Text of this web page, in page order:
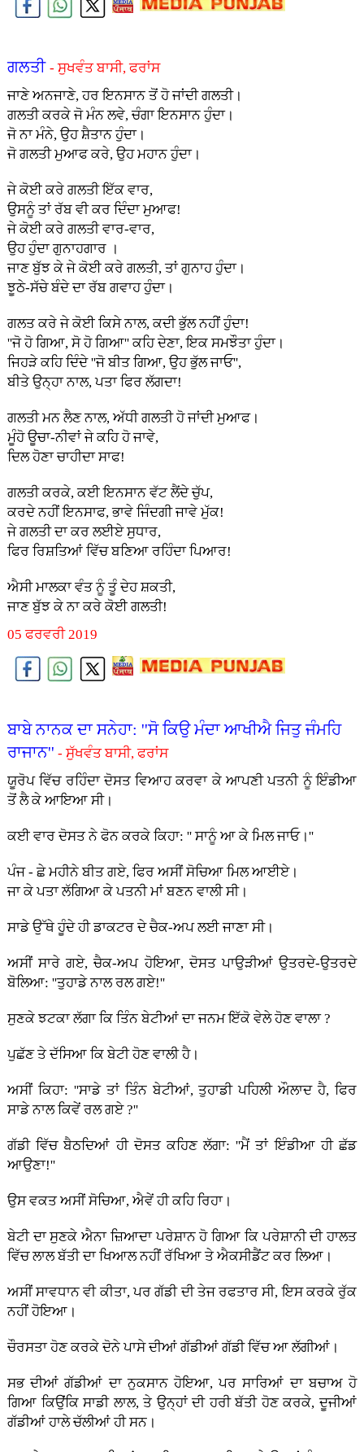
ਗਲਤੀ - ਸੁਖਵੰਤ ਬਾਸੀ, ਫਰਾਂਸ
ਜਾਣੇ ਅਨਜਾਣੇ, ਹਰ ਇਨਸਾਨ ਤੋਂ ਹੋ ਜਾਂਦੀ ਗਲਤੀ।
ਗਲਤੀ ਕਰਕੇ ਜੋ ਮੰਨ ਲਵੇ, ਚੰਗਾ ਇਨਸਾਨ ਹੁੰਦਾ।
ਜੋ ਨਾ ਮੰਨੇ, ਉਹ ਸ਼ੈਤਾਨ ਹੁੰਦਾ।
ਜੋ ਗਲਤੀ ਮੁਆਫ ਕਰੇ, ਉਹ ਮਹਾਨ ਹੁੰਦਾ।
ਜੇ ਕੋਈ ਕਰੇ ਗਲਤੀ ਇੱਕ ਵਾਰ,
ਉਸਨੂੰ ਤਾਂ ਰੱਬ ਵੀ ਕਰ ਦਿੰਦਾ ਮੁਆਫ!
ਜੇ ਕੋਈ ਕਰੇ ਗਲਤੀ ਵਾਰ-ਵਾਰ,
ਉਹ ਹੁੰਦਾ ਗੁਨਾਹਗਾਰ ।
ਜਾਣ ਬੁੱਝ ਕੇ ਜੇ ਕੋਈ ਕਰੇ ਗਲਤੀ, ਤਾਂ ਗੁਨਾਹ ਹੁੰਦਾ।
ਝੂਠੇ-ਸੱਚੇ ਬੰਦੇ ਦਾ ਰੱਬ ਗਵਾਹ ਹੁੰਦਾ।
ਗਲਤ ਕਰੇ ਜੇ ਕੋਈ ਕਿਸੇ ਨਾਲ, ਕਦੀ ਭੁੱਲ ਨਹੀਂ ਹੁੰਦਾ!
''ਜੋ ਹੋ ਗਿਆ, ਸੋ ਹੋ ਗਿਆ'' ਕਹਿ ਦੇਣਾ, ਇਕ ਸਮਝੌਤਾ ਹੁੰਦਾ।
ਜਿਹੜੇ ਕਹਿ ਦਿੰਦੇ ''ਜੋ ਬੀਤ ਗਿਆ, ਉਹ ਭੁੱਲ ਜਾਓ'',
ਬੀਤੇ ਉਨ੍ਹਾ ਨਾਲ, ਪਤਾ ਫਿਰ ਲੱਗਦਾ!
ਗਲਤੀ ਮਨ ਲੈਣ ਨਾਲ, ਅੱਧੀ ਗਲਤੀ ਹੋ ਜਾਂਦੀ ਮੁਆਫ।
ਮੂੰਹੋ ਊਚਾ-ਨੀਵਾਂ ਜੇ ਕਹਿ ਹੋ ਜਾਵੇ,
ਦਿਲ ਹੋਣਾ ਚਾਹੀਦਾ ਸਾਫ!
ਗਲਤੀ ਕਰਕੇ, ਕਈ ਇਨਸਾਨ ਵੱਟ ਲੈਂਦੇ ਚੁੱਪ,
ਕਰਦੇ ਨਹੀਂ ਇਨਸਾਫ, ਭਾਵੇ ਜਿੰਦਗੀ ਜਾਵੇ ਮੁੱਕ!
ਜੇ ਗਲਤੀ ਦਾ ਕਰ ਲਈਏ ਸੁਧਾਰ,
ਫਿਰ ਰਿਸ਼ਤਿਆਂ ਵਿੱਚ ਬਣਿਆ ਰਹਿੰਦਾ ਪਿਆਰ!
ਐਸੀ ਮਾਲਕਾ ਵੰਤ ਨੂੰ ਤੂੰ ਦੇਹ ਸ਼ਕਤੀ,
ਜਾਣ ਬੁੱਝ ਕੇ ਨਾ ਕਰੇ ਕੋਈ ਗਲਤੀ!
05 ਫਰਵਰੀ 2019
ਬਾਬੇ ਨਾਨਕ ਦਾ ਸਨੇਹਾ: ''ਸੋ ਕਿਉ ਮੰਦਾ ਆਖੀਐ ਜਿਤੁ ਜੰਮਹਿ
ਰਾਜਾਨ'' - ਸੁੱਖਵੰਤ ਬਾਸੀ, ਫਰਾਂਸ
ਯੂਰੋਪ ਵਿੱਚ ਰਹਿੰਦਾ ਦੋਸਤ ਵਿਆਹ ਕਰਵਾ ਕੇ ਆਪਣੀ ਪਤਨੀ ਨੂੰ ਇੰਡੀਆ
ਤੋਂ ਲੈ ਕੇ ਆਇਆ ਸੀ।
ਕਈ ਵਾਰ ਦੋਸਤ ਨੇ ਫੋਨ ਕਰਕੇ ਕਿਹਾ: '' ਸਾਨੂੰ ਆ ਕੇ ਮਿਲ ਜਾਓ।''
ਪੰਜ - ਛੇ ਮਹੀਨੇ ਬੀਤ ਗਏ, ਫਿਰ ਅਸੀਂ ਸੋਚਿਆ ਮਿਲ ਆਈਏ।
ਜਾ ਕੇ ਪਤਾ ਲੱਗਿਆ ਕੇ ਪਤਨੀ ਮਾਂ ਬਣਨ ਵਾਲੀ ਸੀ।
ਸਾਡੇ ਉੱਥੇ ਹੂੰਦੇ ਹੀ ਡਾਕਟਰ ਦੇ ਚੈਕ-ਅਪ ਲਈ ਜਾਣਾ ਸੀ।
ਅਸੀਂ ਸਾਰੇ ਗਏ, ਚੈਕ-ਅਪ ਹੋਇਆ, ਦੋਸਤ ਪਾਉੜੀਆਂ ਉਤਰਦੇ-ਉਤਰਦੇ
ਬੋਲਿਆ: ''ਤੁਹਾਡੇ ਨਾਲ ਰਲ ਗਏ!''
ਸੁਣਕੇ ਝਟਕਾ ਲੱਗਾ ਕਿ ਤਿੰਨ ਬੇਟੀਆਂ ਦਾ ਜਨਮ ਇੱਕੋ ਵੇਲੇ ਹੋਣ ਵਾਲਾ ?
ਪੁਛੱਣ ਤੇ ਦੱਸਿਆ ਕਿ ਬੇਟੀ ਹੋਣ ਵਾਲੀ ਹੈ।
ਅਸੀਂ ਕਿਹਾ: ''ਸਾਡੇ ਤਾਂ ਤਿੰਨ ਬੇਟੀਆਂ, ਤੁਹਾਡੀ ਪਹਿਲੀ ਔਲਾਦ ਹੈ, ਫਿਰ
ਸਾਡੇ ਨਾਲ ਕਿਵੇਂ ਰਲ ਗਏ ?''
ਗੱਡੀ ਵਿੱਚ ਬੈਠਦਿਆਂ ਹੀ ਦੋਸਤ ਕਹਿਣ ਲੱਗਾ: ''ਮੈਂ ਤਾਂ ਇੰਡੀਆ ਹੀ ਛੱਡ
ਆਉਣਾ!''
ਉਸ ਵਕਤ ਅਸੀਂ ਸੋਚਿਆ, ਐਵੇਂ ਹੀ ਕਹਿ ਰਿਹਾ।
ਬੇਟੀ ਦਾ ਸੁਣਕੇ ਐਨਾ ਜ਼ਿਆਦਾ ਪਰੇਸ਼ਾਨ ਹੋ ਗਿਆ ਕਿ ਪਰੇਸ਼ਾਨੀ ਦੀ ਹਾਲਤ
ਵਿੱਚ ਲਾਲ ਬੱਤੀ ਦਾ ਖਿਆਲ ਨਹੀਂ ਰੱਖਿਆ ਤੇ ਐਕਸੀਡੈਂਟ ਕਰ ਲਿਆ।
ਅਸੀਂ ਸਾਵਧਾਨ ਵੀ ਕੀਤਾ, ਪਰ ਗੱਡੀ ਦੀ ਤੇਜ ਰਫਤਾਰ ਸੀ, ਇਸ ਕਰਕੇ ਰੁੱਕ
ਨਹੀਂ ਹੋਇਆ।
ਚੌਰਸਤਾ ਹੋਣ ਕਰਕੇ ਦੋਨੇ ਪਾਸੇ ਦੀਆਂ ਗੱਡੀਆਂ ਗੱਡੀ ਵਿੱਚ ਆ ਲੱਗੀਆਂ।
ਸਭ ਦੀਆਂ ਗੱਡੀਆਂ ਦਾ ਨੁਕਸਾਨ ਹੋਇਆ, ਪਰ ਸਾਰਿਆਂ ਦਾ ਬਚਾਅ ਹੋ
ਗਿਆ ਕਿਉਂਕਿ ਸਾਡੀ ਲਾਲ, ਤੇ ਉਨ੍ਹਾਂ ਦੀ ਹਰੀ ਬੱਤੀ ਹੋਣ ਕਰਕੇ, ਦੂਜੀਆਂ
ਗੱਡੀਆਂ ਹਾਲੇ ਚੱਲੀਆਂ ਹੀ ਸਨ।